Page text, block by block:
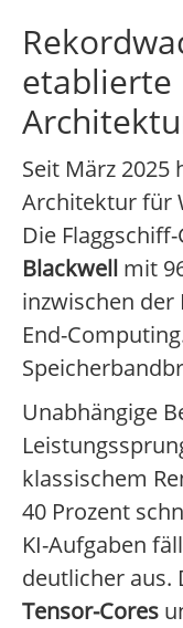
etablierte
Seit März 2025
Architektur für
Die
Blackwell mit
inzwischen
End-
Unabhängige
klassischem
40 Prozent
KI-Aufgaben
deutlicher aus.
Tensor-Cores